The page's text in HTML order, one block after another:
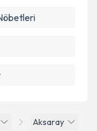
Aksaray